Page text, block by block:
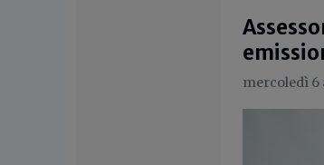
mercoledì 6